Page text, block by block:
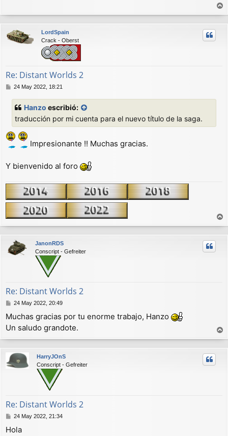
r
r
LordSpain
Crack - Oberst
Re: Distant Worlds 2
M
j
e
24 May 2022, 18:21
Hanzo escribió:
traducción por mi cuenta para el nuevo título de la saga.
Impresionante !! Muchas gracias.
Y bienvenido al foro
r
r
JanonRDS
Conscript - Gefreiter
Re: Distant Worlds 2
M
n
s
24 May 2022, 20:49
Muchas gracias por tu enorme trabajo, Hanzo
Un saludo grandote.
r
r
HarryJOnS
Conscript - Gefreiter
Re: Distant Worlds 2
M
n
24 May 2022, 21:34
Hola